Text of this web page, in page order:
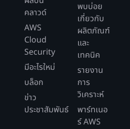
คลาวด์
AWS
Cloud
Security
มีอะไรใหม่
บล็อก
ข่าว
ประชาสัมพันธ์
พบบ่อย
เกี่ยวกับ
ผลิตภัณฑ์
และ
เทคนิค
รายงาน
การ
วิเคราะห์
พาร์ทเนอ
ร์ AWS